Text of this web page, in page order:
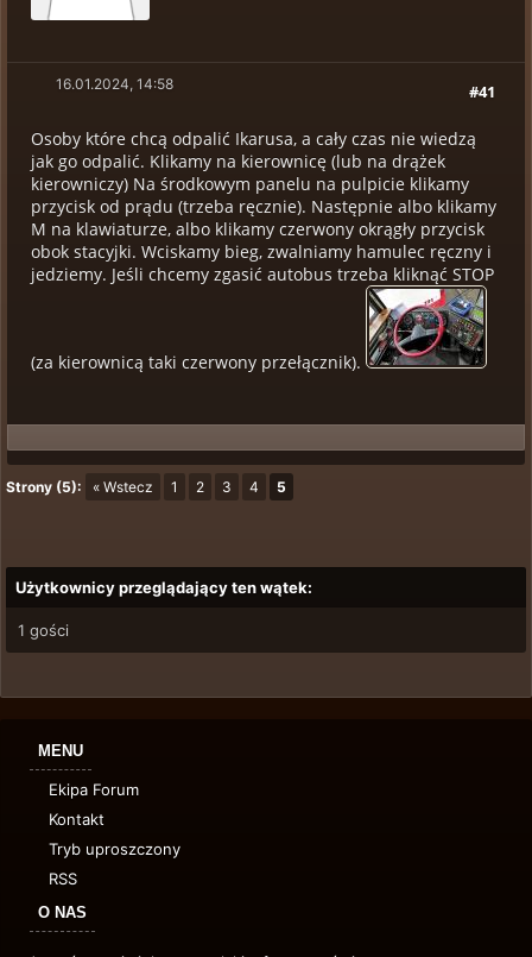
#41
16.01.2024, 14:58
Osoby które chcą odpalić Ikarusa, a cały czas nie wiedzą
jak go odpalić. Klikamy na kierownicę (lub na drążek
kierowniczy) Na środkowym panelu na pulpicie klikamy
przycisk od prądu (trzeba ręcznie). Następnie albo klikamy
M na klawiaturze, albo klikamy czerwony okrągły przycisk
obok stacyjki. Wciskamy bieg, zwalniamy hamulec ręczny i
jedziemy. Jeśli chcemy zgasić autobus trzeba kliknąć STOP
(za kierownicą taki czerwony przełącznik).
Strony (5): « Wstecz 1 2 3 4 5
Użytkownicy przeglądający ten wątek:
1 gości
MENU
Ekipa Forum
Kontakt
Tryb uproszczony
RSS
O NAS